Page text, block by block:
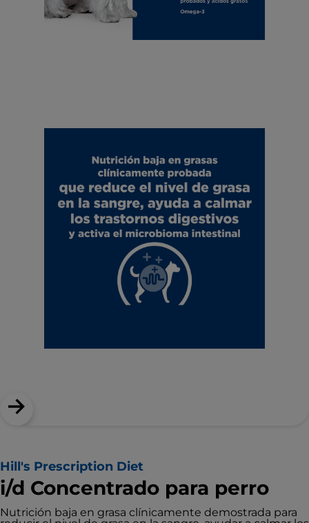
Hill's Prescription Diet
i/d Concentrado para perro
Nutrición baja en grasa clínicamente demostrada para